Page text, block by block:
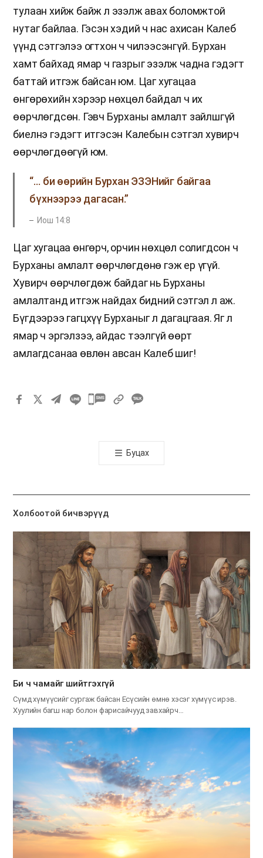
тулаан хийж байж л эзэлж авах боломжтой
нутаг байлаа. Гэсэн хэдий ч нас ахисан Калеб
үүнд сэтгэлээ огтхон ч чилээсэнгүй. Бурхан
хамт байхад ямар ч газрыг эзэлж чадна гэдэгт
баттай итгэж байсан юм. Цаг хугацаа
өнгөрөхийн хэрээр нөхцөл байдал ч их
өөрчлөгдсөн. Гэвч Бурханы амлалт зайлшгүй
биелнэ гэдэгт итгэсэн Калебын сэтгэл хувирч
өөрчлөгдөөгүй юм.
“… би өөрийн Бурхан ЭЗЭНийг байгаа
бүхнээрээ дагасан.”
Иош 14:8
Цаг хугацаа өнгөрч, орчин нөхцөл солигдсон ч
Бурханы амлалт өөрчлөгдөнө гэж ер үгүй.
Хувирч өөрчлөгдөж байдаг нь Бурханы
амлалтанд итгэж найдах бидний сэтгэл л аж.
Бүгдээрээ гагцхүү Бурханыг л дагацгаая. Яг л
ямар ч эргэлзээ, айдас тээлгүй өөрт
амлагдсанаа өвлөн авсан Калеб шиг!
카
톡
공
기
Буцах
Холбоотой бичвэрүүд
Би ч чамайг шийтгэхгүй
Сүмд хүмүүсийг сургаж байсан Есүсийн өмнө хэсэг хүмүүс ирэв.
Хуулийн багш нар болон фарисайчууд завхайрч…